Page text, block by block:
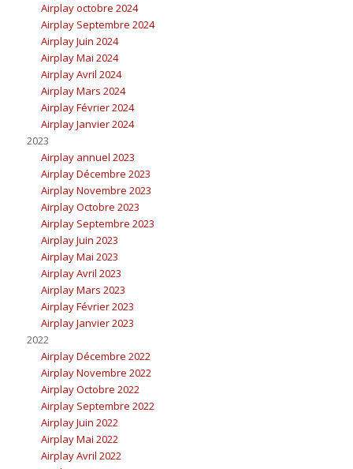
Airplay octobre 2024
Airplay Septembre 2024
Airplay Juin 2024
Airplay Mai 2024
Airplay Avril 2024
Airplay Mars 2024
Airplay Février 2024
Airplay Janvier 2024
2023
Airplay annuel 2023
Airplay Décembre 2023
Airplay Novembre 2023
Airplay Octobre 2023
Airplay Septembre 2023
Airplay Juin 2023
Airplay Mai 2023
Airplay Avril 2023
Airplay Mars 2023
Airplay Février 2023
Airplay Janvier 2023
2022
Airplay Décembre 2022
Airplay Novembre 2022
Airplay Octobre 2022
Airplay Septembre 2022
Airplay Juin 2022
Airplay Mai 2022
Airplay Avril 2022